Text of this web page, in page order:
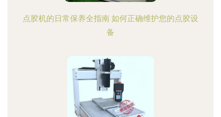
点胶机的日常保养全指南 如何正确维护您的点胶设
备